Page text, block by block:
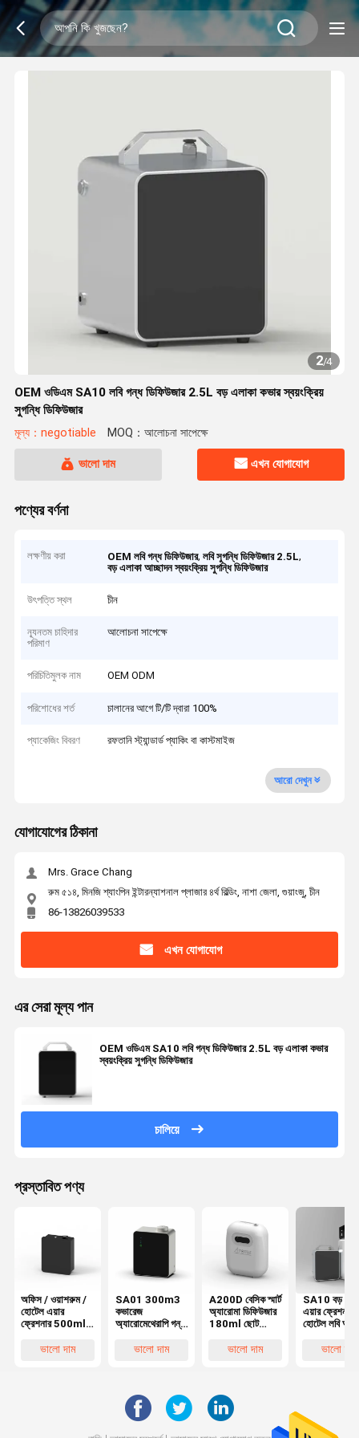
2/4
OEM ওডিএম SA10 লবি গন্ধ ডিফিউজার 2.5L বড় এলাকা কভার স্বয়ংক্রিয়
সুগন্ধি ডিফিউজার
মূল্য：negotiable MOQ：আলোচনা সাপেক্ষে
ভালো দাম এখন যোগাযোগ
পণ্যের বর্ণনা
লক্ষণীয় করা OEM লবি গন্ধ ডিফিউজার,লবি সুগন্ধি ডিফিউজার 2.5L,
বড় এলাকা আচ্ছাদন স্বয়ংক্রিয় সুগন্ধি ডিফিউজার
উৎপত্তি স্থল চীন
ন্যূনতম চাহিদার
পরিমাণ
আলোচনা সাপেক্ষে
পরিচিতিমুলক নাম OEM ODM
পরিশোধের শর্ত চালানের আগে টি/টি দ্বারা 100%
প্যাকেজিং বিবরণ রফতানি স্ট্যান্ডার্ড প্যাকিং বা কাস্টমাইজ
আরো দেখুন
যোগাযোগের ঠিকানা
Mrs. Grace Chang
রুম ৫১৪, মিনজি শ্যাংপিন ইন্টারন্যাশনাল প্লাজার ৪র্থ বিল্ডিং, নাশা জেলা, গুয়াংজু, চীন
86-13826039533
এখন যোগাযোগ
এর সেরা মূল্য পান
OEM ওডিএম SA10 লবি গন্ধ ডিফিউজার 2.5L বড় এলাকা কভার
স্বয়ংক্রিয় সুগন্ধি ডিফিউজার
চালিয়ে
প্রস্তাবিত পণ্য
অফিস / ওয়াশরুম /
হোটেল এয়ার
ফ্রেশনার 500ml
ভালো দাম
SA01 300m3
কভারেজ
অ্যারোমেথেরাপি গন্ধ
গোলমাল 150ml
ভালো দাম
A200D বেসিক স্মার্ট
অ্যারোমা ডিফিউজার
180ml ছোট
উপলব্ধভালো দাম
SA10 বড়
এয়ার ফ্রেশনার
হোটেল লবি
ভালো দাম